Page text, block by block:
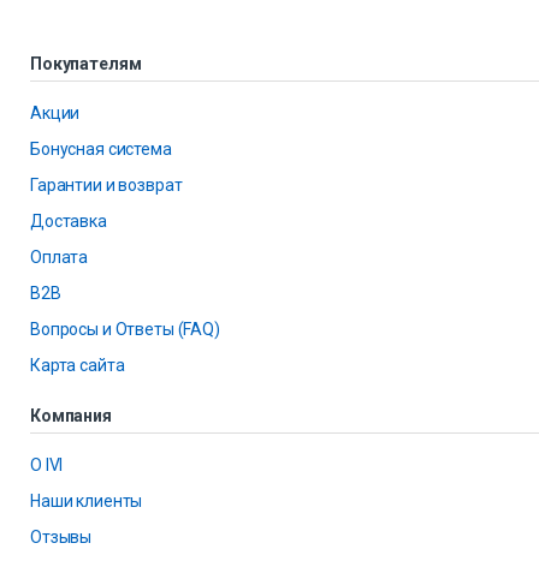
Покупателям
Акции
Бонусная система
Гарантии и возврат
Доставка
Оплата
B2B
Вопросы и Ответы (FAQ)
Карта сайта
Компания
О IVI
Наши клиенты
Отзывы